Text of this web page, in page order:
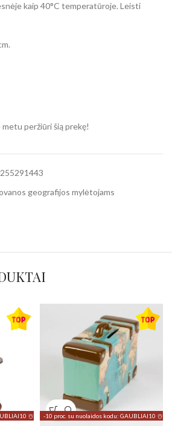
kaip 40°C temperatūroje. Leisti
peržiūri šią prekę!
geografijos mylėtojams
☃️ -10 proc. su nuolaidos kodu: GAUBLIAI10 ☃️